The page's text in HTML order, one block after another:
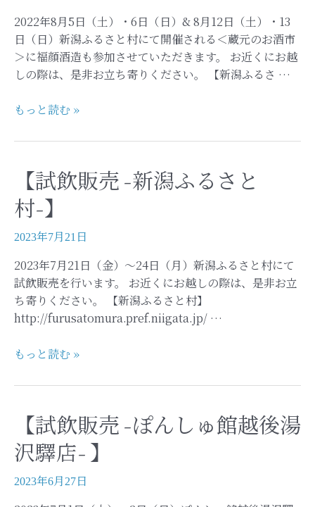
さ
と
村-】
2022年8月5日（土）・6日（日）& 8月12日（土）・13
日（日）新潟ふるさと村にて開催される＜蔵元のお酒市
＞に福顔酒造も参加させていただきます。 お近くにお越
しの際は、是非お立ち寄りください。 【新潟ふるさ …
【試
販
新
潟
ふ
さ
と
村
<
元
お
>-】
もっと読む »
【試飲販売 -新潟ふるさと
村-】
2023年7月21日
2023年7月21日（金）～24日（月）新潟ふるさと村にて
試飲販売を行います。 お近くにお越しの際は、是非お立
ち寄りください。 【新潟ふるさと村】
http://furusatomura.pref.niigata.jp/ …
【試
販
新
潟
ふ
もっと読む »
【試飲販売 -ぽんしゅ館越後湯
沢驛店- 】
2023年6月27日